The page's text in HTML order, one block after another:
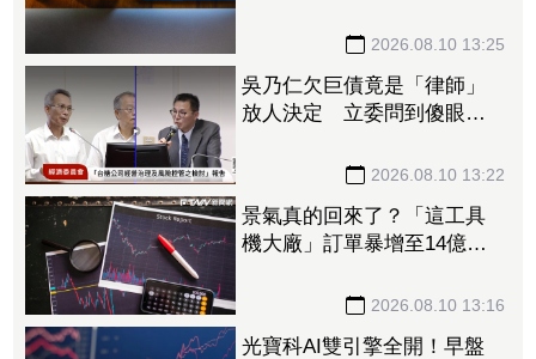
2026.08.10 13:25
吳乃仁欠巨債竟是「律師」
放人決定 立委問到傻眼：
2026.08.10 13:22
景氣真的回來了？「這工具
機大廠」訂單暴增至14億
到年底、EPS一次看2026.08.10 13:16
光寶科AI雙引擎全開！早盤